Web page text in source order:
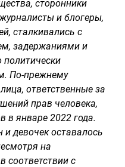
сторонники
и блогеры,
сталкивались с
задержаниями и
По-прежнему
ответственные за
прав человека,
в январе 2022 года.
девочек оставалось
на
соответствии с